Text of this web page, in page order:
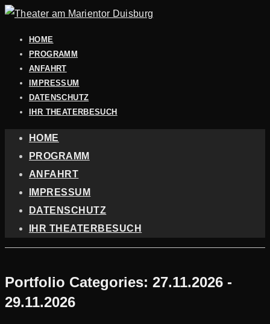
HOME
PROGRAMM
ANFAHRT
IMPRESSUM
DATENSCHUTZ
IHR THEATERBESUCH
HOME
PROGRAMM
ANFAHRT
IMPRESSUM
DATENSCHUTZ
IHR THEATERBESUCH
Portfolio Categories: 27.11.2026 -
29.11.2026